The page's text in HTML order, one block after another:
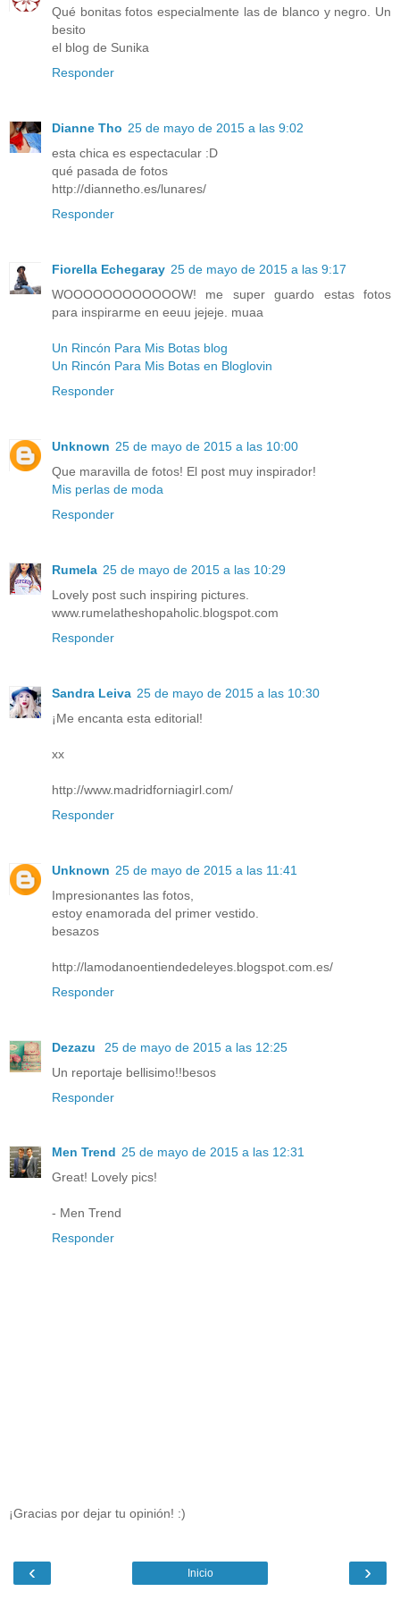
Qué bonitas fotos especialmente las de blanco y negro. Un
besito
el blog de Sunika
Responder
Dianne Tho 25 de mayo de 2015 a las 9:02
esta chica es espectacular :D
qué pasada de fotos
http://diannetho.es/lunares/
Responder
Fiorella Echegaray 25 de mayo de 2015 a las 9:17
WOOOOOOOOOOOOW! me super guardo estas fotos
para inspirarme en eeuu jejeje. muaa
Un Rincón Para Mis Botas blog
Un Rincón Para Mis Botas en Bloglovin
Responder
Unknown 25 de mayo de 2015 a las 10:00
Que maravilla de fotos! El post muy inspirador!
Mis perlas de moda
Responder
Rumela 25 de mayo de 2015 a las 10:29
Lovely post such inspiring pictures.
www.rumelatheshopaholic.blogspot.com
Responder
Sandra Leiva 25 de mayo de 2015 a las 10:30
¡Me encanta esta editorial!
xx
http://www.madridforniagirl.com/
Responder
Unknown 25 de mayo de 2015 a las 11:41
Impresionantes las fotos,
estoy enamorada del primer vestido.
besazos
http://lamodanoentiendedeleyes.blogspot.com.es/
Responder
Dezazu
25 de mayo de 2015 a las 12:25
Un reportaje bellisimo!!besos
Responder
Men Trend 25 de mayo de 2015 a las 12:31
Great! Lovely pics!
- Men Trend
Responder
¡Gracias por dejar tu opinión! :)
‹ ›
Inicio